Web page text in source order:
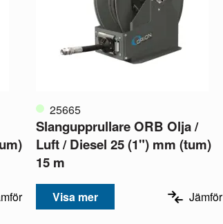
25665
Slangupprullare ORB Olja /
Luft / Diesel 25 (1") mm (tum)
15 m
Visa mer Jämför